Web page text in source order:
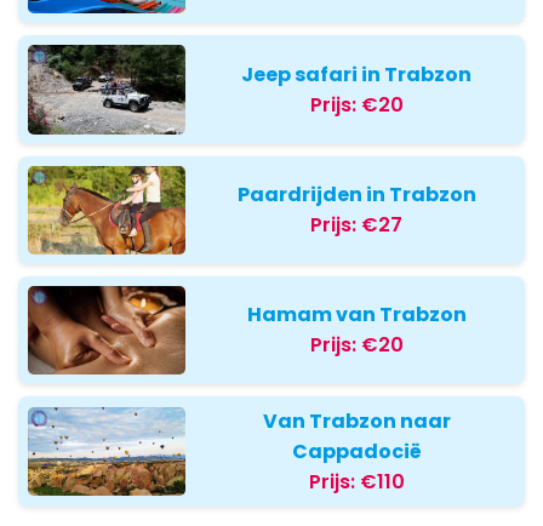
Jeep safari in Trabzon
Prijs: €20
Paardrijden in Trabzon
Prijs: €27
Hamam van Trabzon
Prijs: €20
Van Trabzon naar
Cappadocië
Prijs: €110